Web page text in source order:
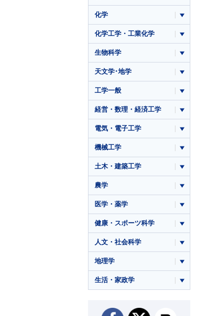
化学
化学工学・工業化学
生物科学
天文学･地学
工学一般
経営・数理・経済工学
電気・電子工学
機械工学
土木・建築工学
農学
医学・薬学
健康・スポーツ科学
人文・社会科学
地理学
生活・家政学